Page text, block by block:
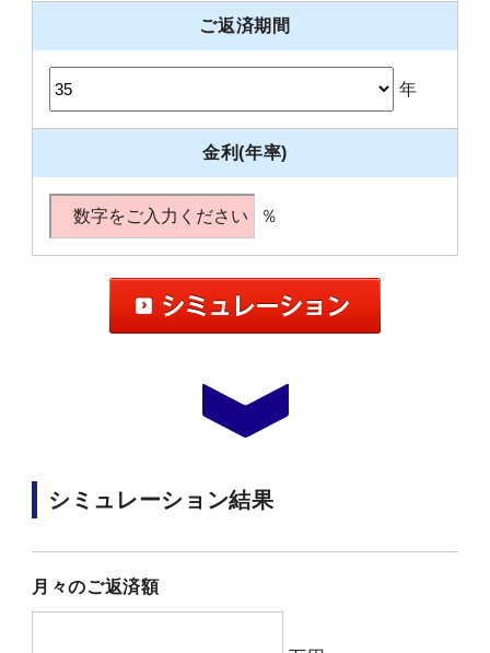
ご返済期間
年
金利(年率)
％
シミュレーション結果
月々のご返済額